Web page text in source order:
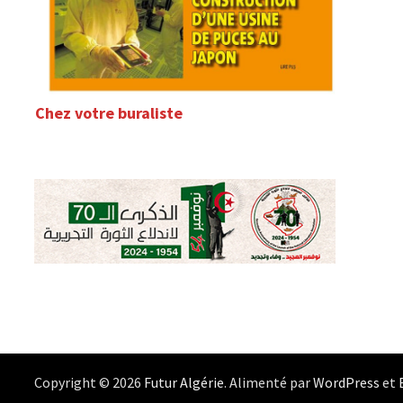
Chez votre buraliste
Copyright © 2026 Futur Algérie. Alimenté parWordPress et